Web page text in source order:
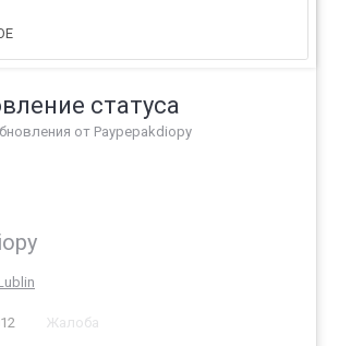
статуса
от Paypepakdiopy
Жалоба